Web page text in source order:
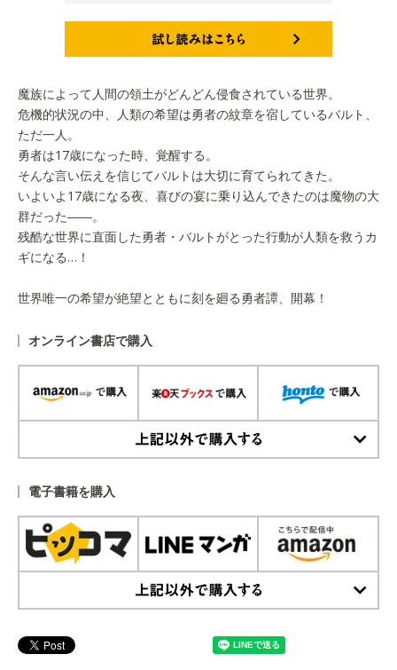
魔族によって人間の領土がどんどん侵食されている世界。
危機的状況の中、人類の希望は勇者の紋章を宿しているバルト、
ただ一人。
勇者は17歳になった時、覚醒する。
そんな言い伝えを信じてバルトは大切に育てられてきた。
いよいよ17歳になる夜、喜びの宴に乗り込んできたのは魔物の大
群だった――。
残酷な世界に直面した勇者・バルトがとった行動が人類を救うカ
ギになる…！
世界唯一の希望が絶望とともに刻を廻る勇者譚、開幕！
オンライン書店で購入
電子書籍を購入